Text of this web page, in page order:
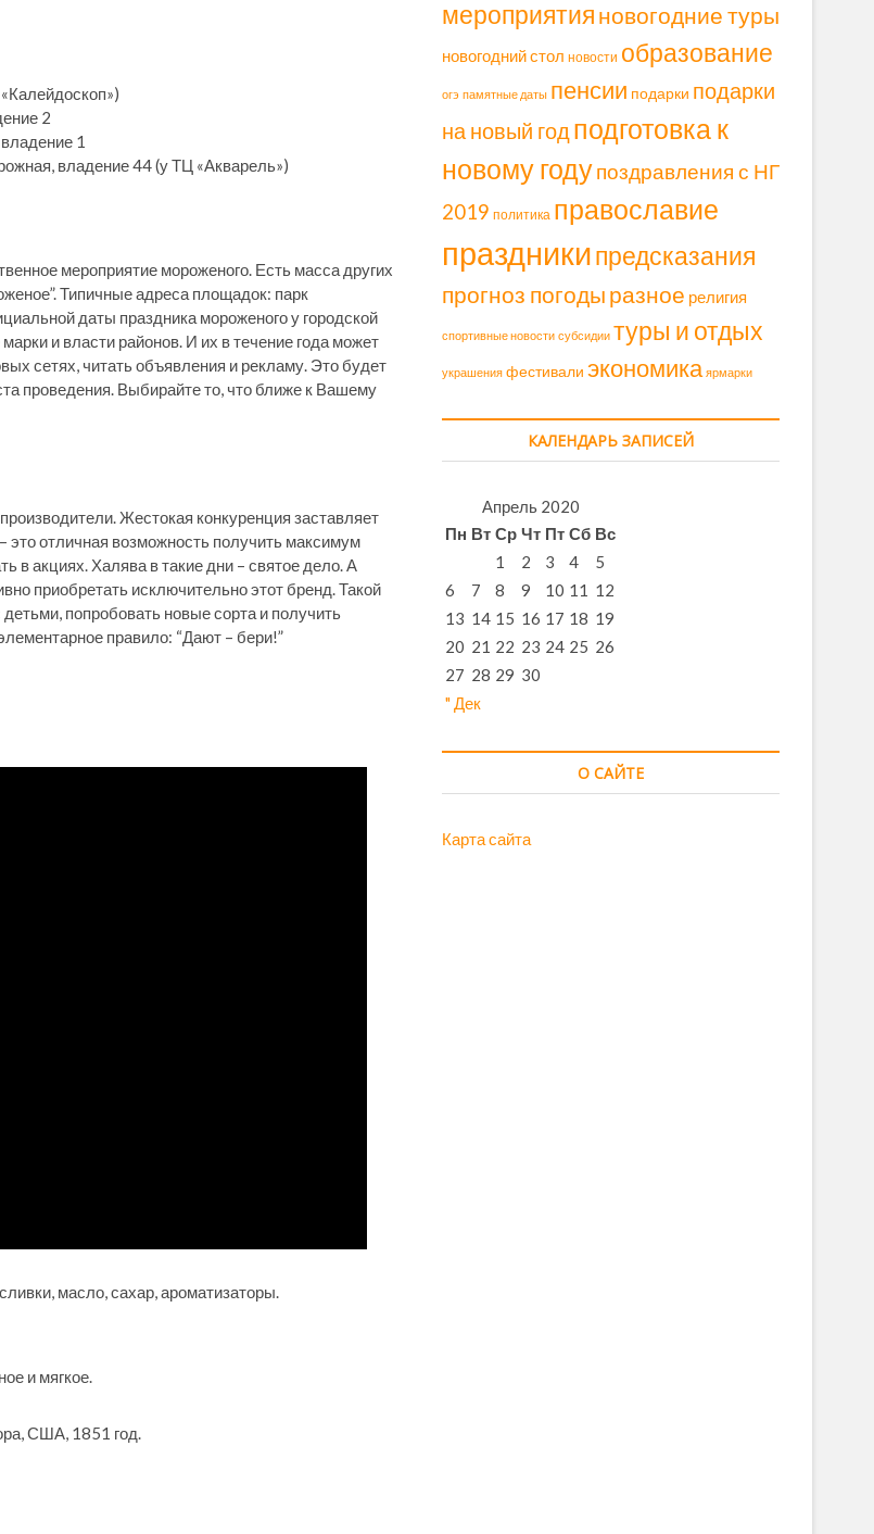
2
1
владение 44 (у ТЦ «Акварель»)
мероприятие мороженого. Есть масса других
Типичные адреса площадок: парк
даты праздника мороженого у городской
и власти районов. И их в течение года может
сетях, читать объявления и рекламу. Это будет
проведения. Выбирайте то, что ближе к Вашему
Жестокая конкуренция заставляет
это отличная возможность получить максимум
в акциях. Халява в такие дни – святое дело. А
приобретать исключительно этот бренд. Такой
попробовать новые сорта и получить
правило: “Дают – бери!”
масло, сахар, ароматизаторы.
и мягкое.
США, 1851 год.
мероприятия новогодние туры
новогодний стол новости образование
огэ памятные даты пенсии подарки подарки
на новый год подготовка к
новому годупоздравления с НГ
2019 политика православие
праздникипредсказания
прогноз погоды разное религия
спортивные новости субсидии туры и отдых
украшения фестивали экономика ярмарки
КАЛЕНДАРЬ ЗАПИСЕЙ
Апрель 2020
Пн Вт Ср Чт Пт Сб Вс
" Дек
1 2 3 4
5
6
7 8 9 10 11 12
13 14 15 16 17 18 19
20 21 22 23 24 25 26
27 28 29 30
О САЙТЕ
Карта сайта